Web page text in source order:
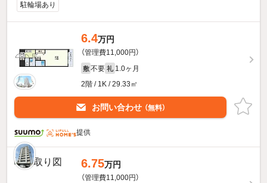
駐輪場あり
6.4万円
（管理費11,000円）
敷 不要 礼 1.0ヶ月
2階 / 1K / 29.33㎡
お問い合わせ （無料）
提供
6.75万円
（管理費11,000円）